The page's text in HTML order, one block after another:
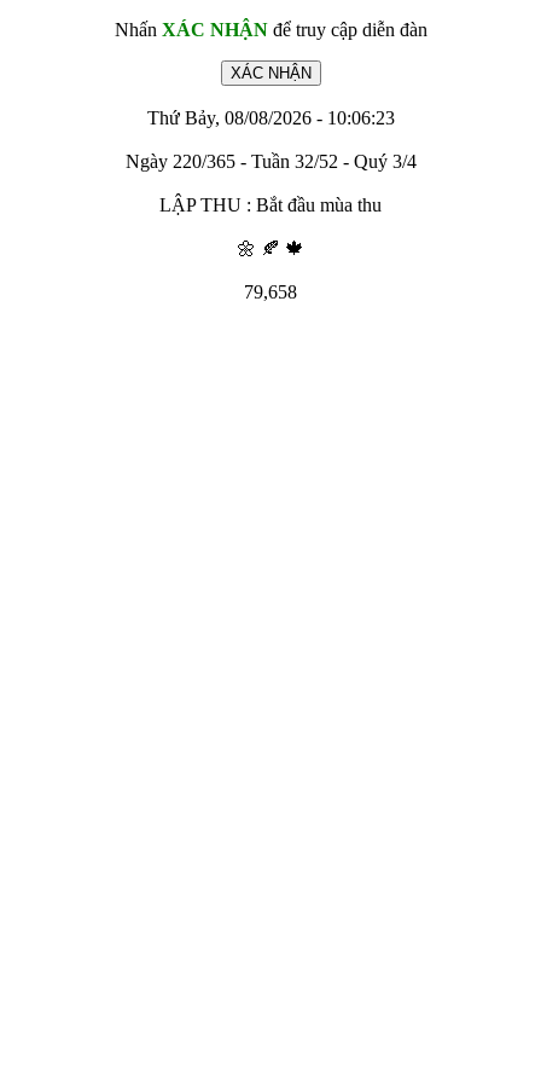
Nhấn XÁC NHẬNđể truy cập diễn đàn
Thứ Bảy, 08/08/2026 - 10:06:23
Ngày 220/365 - Tuần 32/52 - Quý 3/4
LẬP THU : Bắt đầu mùa thu
🌼 🍂 🍁
79,658